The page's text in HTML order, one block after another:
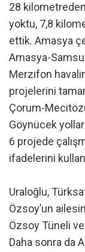
28
yoktu, 7,8
ettik. Amasya
Amasya-
Merzifon
projelerini
Çorum-
Göynücek
6 projede
ifadelerini
Uraloğlu,
Özsoy’un
Özsoy Tüneli ve
Daha sonra da